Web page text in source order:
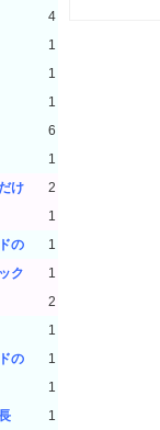
4
1
1
1
6
1
け
2
1
の
1
ク
1
2
1
の
1
1
1